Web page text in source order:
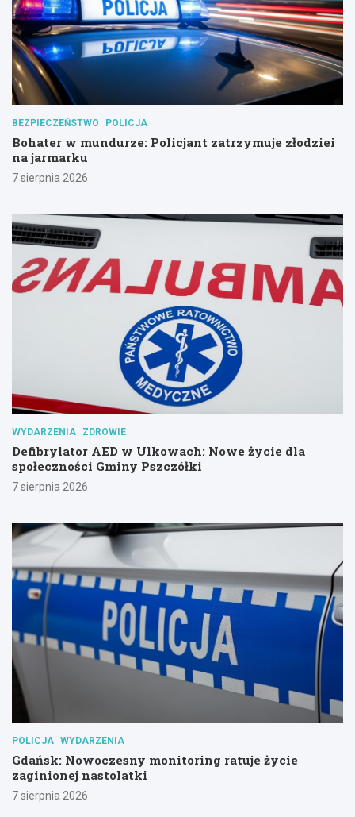
BEZPIECZEŃSTWO POLICJA
Bohater w mundurze: Policjant zatrzymuje złodziei
na jarmarku
7 sierpnia 2026
WYDARZENIA ZDROWIE
Defibrylator AED w Ulkowach: Nowe życie dla
społeczności Gminy Pszczółki
7 sierpnia 2026
POLICJA WYDARZENIA
Gdańsk: Nowoczesny monitoring ratuje życie
zaginionej nastolatki
7 sierpnia 2026